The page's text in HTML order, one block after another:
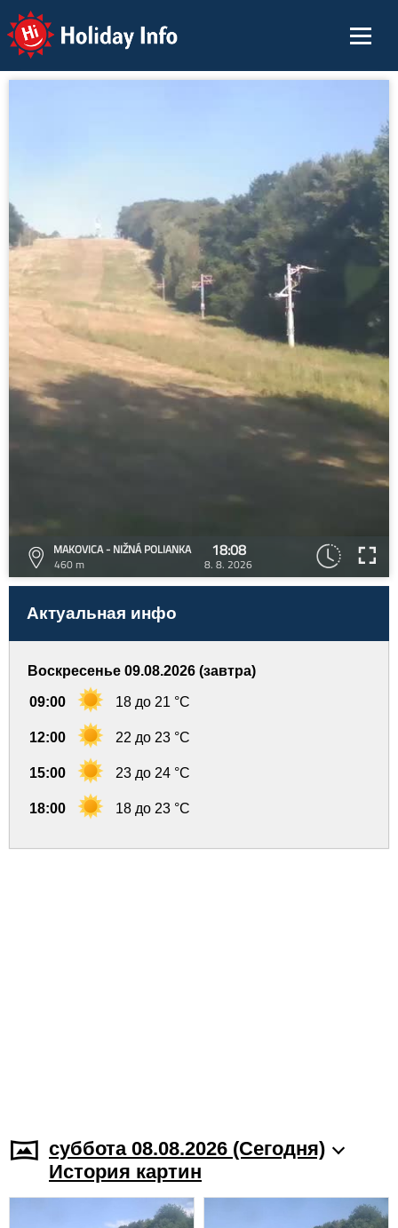
Holiday Info
MAKOVICA - NIŽNÁ POLIANKA
460 m
18:08
8. 8. 2026
Актуальная инфо
Воскресенье 09.08.2026 (завтра)
09:00 18 до 21 °C
12:00 22 до 23 °C
15:00 23 до 24 °C
18:00 18 до 23 °C
суббота 08.08.2026 (Cегодня)
История картин